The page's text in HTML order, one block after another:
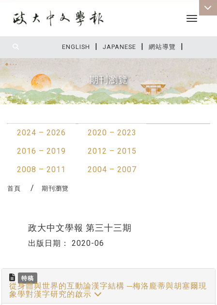
ENGLISH | JAPANESE | 網站導覽 |
Toggle
期刊瀏覽
2024 – 2026
2020 – 2023
2016 – 2019
2012 – 2015
2008 – 2011
2004 – 2007
首頁 期刊瀏覽
政大中文學報 第三十三期
出版日期： 2020-06
特稿
從身體與世界的互動論漢字結構 ─梅洛龐蒂與胡塞爾現
象學對漢字研究的啟示